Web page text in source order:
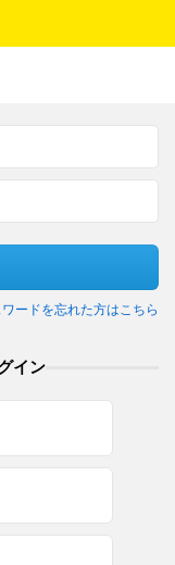
ードを忘れた方はこちら
イン